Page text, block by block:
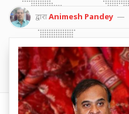
द्वाराAnimesh Pandey